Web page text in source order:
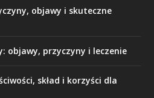
objawy i skuteczne
objawy, przyczyny i leczenie
skład i korzyści dla